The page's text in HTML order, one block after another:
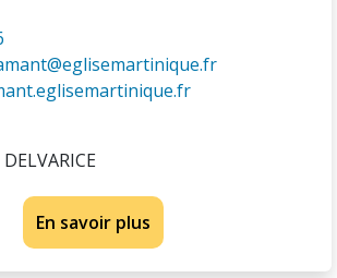
En savoir plus